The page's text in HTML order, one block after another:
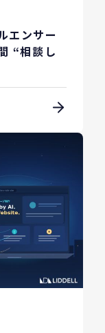
エンサー
“相談し